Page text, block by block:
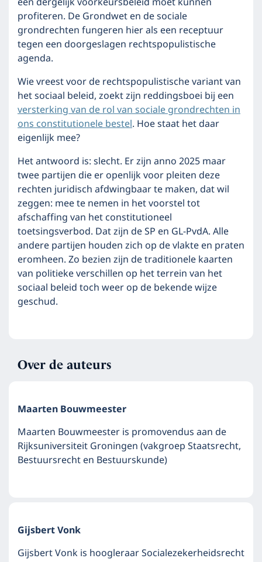
profiteren. De Grondwet en de sociale
grondrechten fungeren hier als een receptuur
tegen een doorgeslagen rechtspopulistische
agenda.
Wie vreest voor de rechtspopulistische variant van
het sociaal beleid, zoekt zijn reddingsboei bij een
versterking van de rol van sociale grondrechten in
ons constitutionele bestel. Hoe staat het daar
eigenlijk mee?
Het antwoord is: slecht. Er zijn anno 2025 maar
twee partijen die er openlijk voor pleiten deze
rechten juridisch afdwingbaar te maken, dat wil
zeggen: mee te nemen in het voorstel tot
afschaffing van het constitutioneel
toetsingsverbod. Dat zijn de SP en GL-PvdA. Alle
andere partijen houden zich op de vlakte en praten
eromheen. Zo bezien zijn de traditionele kaarten
van politieke verschillen op het terrein van het
sociaal beleid toch weer op de bekende wijze
geschud.
Over de auteurs
Maarten Bouwmeester
Maarten Bouwmeester is promovendus aan de
Rijksuniversiteit Groningen (vakgroep Staatsrecht,
Bestuursrecht en Bestuurskunde)
Gijsbert Vonk
Gijsbert Vonk is hoogleraar Socialezekerheidsrecht